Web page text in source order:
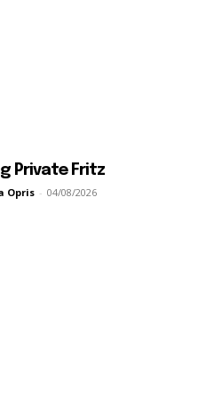
Private Fritz
Opris - 04/08/2026